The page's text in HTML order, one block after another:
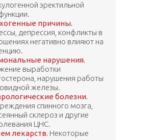
эректильной
причины.
депрессия, конфликты в
негативно влияют на
нарушения.
выработки
нарушения работы
железы.
болезни.
спинного мозга,
склероз и другие
ЦНС.
лекарств. Некоторые